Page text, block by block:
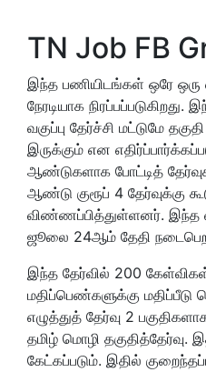
TN Job FB
இந்த பணியிடங்கள் ஒரே ஒரு
நேரடியாக
வகுப்பு தேர்ச்சி மட்டுமே
இருக்கும் என
ஆண்டுகளாக போட்டித்
ஆண்டு குரூப் 4 தேர்வுக்கு
விண்ணப்பித்துள்ளனர். இந்த
ஜூலை 24ஆம் தேதி
இந்த தேர்வில் 200
மதிப்பெண்களுக்கு
எழுத்துத் தேர்வு 2
தமிழ் மொழி தகுதித்தேர்வு.
கேட்கப்படும். இதில்